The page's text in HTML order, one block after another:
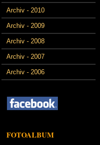
Archiv - 2010
Archiv - 2009
Archiv - 2008
Archiv - 2007
Archiv - 2006
FOTOALBUM